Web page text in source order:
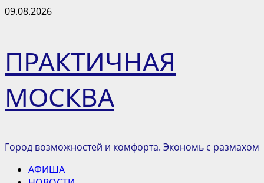
Перейти
09.08.2026
ПРАКТИЧНАЯ
МОСКВА
Город возможностей и комфорта. Экономь с размахом
Основное
АФИША